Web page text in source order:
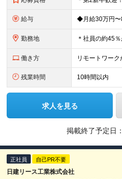
給与
勤務地
働き方 リモートワーク
残業時間 10時間以内
求人を見る
掲載終了予定日：
正社員 自己PR不要
日建リース工業株式会社